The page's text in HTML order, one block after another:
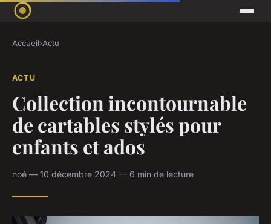
Accueil›Actu
ACTU
Collection incontournable
de cartables stylés pour
enfants et ados
noé — 10 décembre 2024 — 6 min de lecture